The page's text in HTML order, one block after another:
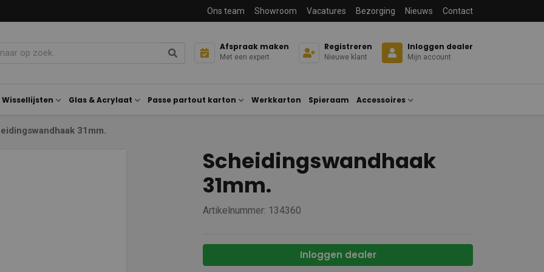
Ons team Showroom Vacatures Bezorging Nieuws Contact
Afspraak maken
Met een expert
Registreren
Nieuwe klant
Inloggen dealer
Mijn account
Wissellijsten Glas & Acrylaat Passe partout karton Werkkarton Spieraam Accessoires
31mm.
Scheidingswandhaak
31mm.
Artikelnummer: 134360
Inloggen dealer